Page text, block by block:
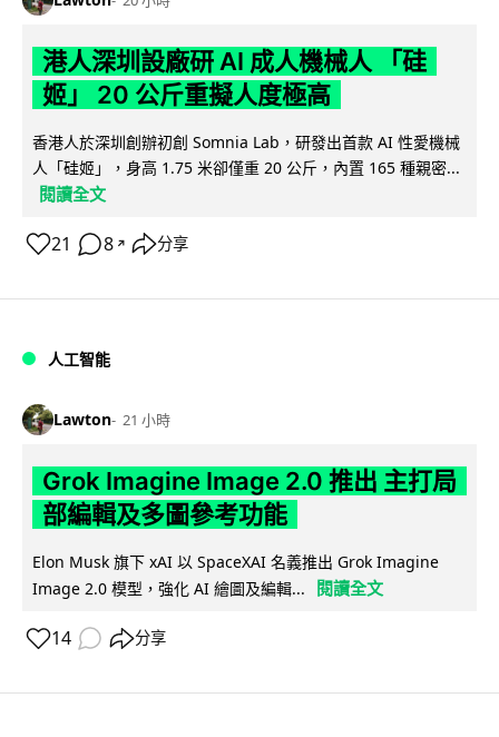
港人深圳設廠研 AI 成人機械人 「硅
姬」 20 公斤重擬人度極高
香港人於深圳創辦初創 Somnia Lab，研發出首款 AI 性愛機械
人「硅姬」，身高 1.75 米卻僅重 20 公斤，內置 165 種親密...
閱讀全文
21 8 ↗ 分享
人工智能
Lawton 21 小時
Grok Imagine Image 2.0 推出 主打局
部編輯及多圖參考功能
Elon Musk 旗下 xAI 以 SpaceXAI 名義推出 Grok Imagine
Image 2.0 模型，強化 AI 繪圖及編輯...
閱讀全文
14 分享